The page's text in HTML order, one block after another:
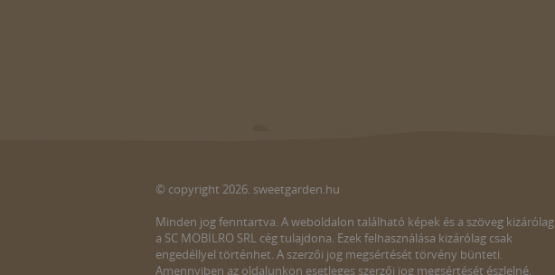
© copyright 2026. sweetgarden.hu
Minden jog fenntartva. A weboldalon található képek és a szöveg kizárólag
a SC MOBILRO SRL cég tulajdona. Ezek felhasználása kizárólag csak
engedéllyel történhet. A szerzői jog megsértését törvény bünteti.
Amennyiben az oldalunkon esetleges szerzői jog megsértését észlelné,